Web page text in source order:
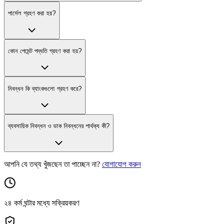
পার্সেল গ্রহণ করা হয়?
কোন পেমেন্ট পদ্ধতি গ্রহণ করা হয়?
নিবন্ধন কি ব্যাংকগুলো গ্রহণ করে?
ব্যবসায়িক নিবন্ধন ও ডাক নিবন্ধনের পার্থক্য কী?
আপনি যে তথ্য খুঁজছেন তা পাচ্ছেন না? যোগাযোগ করুন
২৪ কর্ম ঘন্টার মধ্যে সক্রিয়করণ